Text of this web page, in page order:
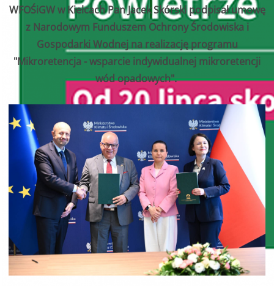
WFOŚiGW w Kielcach Pan Jacek Skórski podpisał umowę
z Narodowym Funduszem Ochrony Środowiska i
Gospodarki Wodnej na realizację programu
"Mikroretencja - wsparcie indywidualnej mikroretencji
wód opadowych".